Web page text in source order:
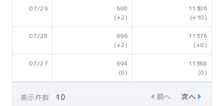
07/29
698
(+2)
11386
(+10)
07/28
696
(+2)
11376
(+8)
07/27
694
(0)
11368
(0)
表示件数 前へ 次へ